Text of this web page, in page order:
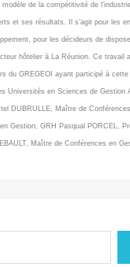
de la compétitivité de
et ses résultats. Il s’agit pour les
pour les décideurs de
hôtelier à La Réunion. Ce travail
du GREGEOI ayant participé à
Universités en Sciences de
DUBRULLE, Maître de
Gestion, GRH Pasqual PORCEL,
Maître de Conférences en